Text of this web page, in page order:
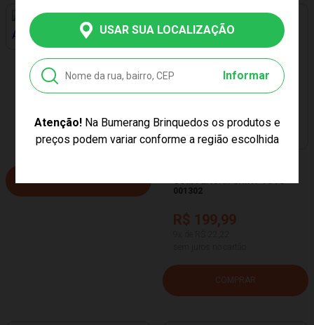
USAR SUA LOCALIZAÇÃO
Informar
Atenção!Na Bumerang Brinquedos os produtos e
preços podem variar conforme a região escolhida
PREÇO EXCLUSIVO
BALDE REINO DE AREIA AZUL
TATETI 3010
R$ 69,99
3x de R$ 23,33
sem juros no cartão
PREÇO EXCLUSIVO
COM PLACAR SHINY TOYS
001302
R$ 199,99
COMPRAR